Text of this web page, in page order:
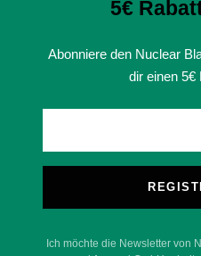
5€
Abonniere den Nuclear
dir einen 5€
Ich möchte die Newsletter von